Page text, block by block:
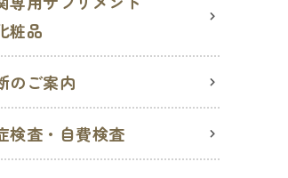
粧品
のご案内
検査・自費検査